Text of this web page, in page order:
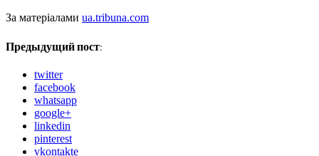
За матеріалами ua.tribuna.com
Предыдущий пост:
twitter
facebook
whatsapp
google+
linkedin
pinterest
vkontakte